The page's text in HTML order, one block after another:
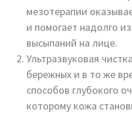
мезотерапии
и помогает надолго
высыпаний на лице.
Ультразвуковая
бережных и в то же
способов глубокого
которому кожа